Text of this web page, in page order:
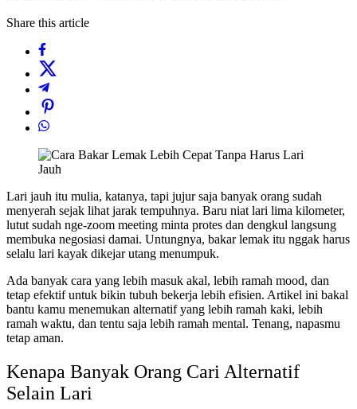
Share this article
Lari jauh itu mulia, katanya, tapi jujur saja banyak orang sudah
menyerah sejak lihat jarak tempuhnya. Baru niat lari lima kilometer,
lutut sudah nge-zoom meeting minta protes dan dengkul langsung
membuka negosiasi damai. Untungnya, bakar lemak itu nggak harus
selalu lari kayak dikejar utang menumpuk.
Ada banyak cara yang lebih masuk akal, lebih ramah mood, dan
tetap efektif untuk bikin tubuh bekerja lebih efisien. Artikel ini bakal
bantu kamu menemukan alternatif yang lebih ramah kaki, lebih
ramah waktu, dan tentu saja lebih ramah mental. Tenang, napasmu
tetap aman.
Kenapa Banyak Orang Cari Alternatif
Selain Lari